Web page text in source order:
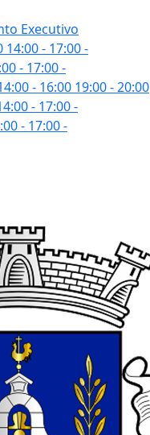
Executivo
14:00 - 17:00-
- 17:00-
- 16:00 19:00 - 20:00
- 17:00-
- 17:00-